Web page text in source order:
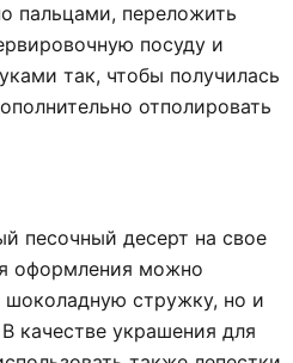
пальцами, переложить
посуду и
так, чтобы получилась
отполировать
песочный десерт на свое
оформления можно
шоколадную стружку, но и
качестве украшения для